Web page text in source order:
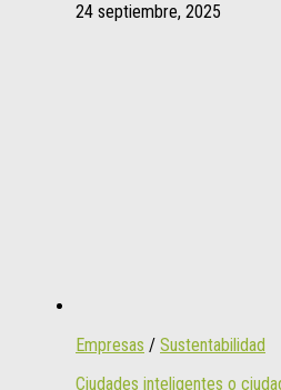
24 septiembre, 2025
Empresas / Sustentabilidad
Ciudades inteligentes o